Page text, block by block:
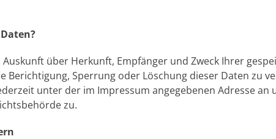
über Herkunft, Empfänger und Zweck Ihrer
Berichtigung, Sperrung oder Löschung dieser Daten zu
unter der im Impressum angegebenen Adresse an
zu.